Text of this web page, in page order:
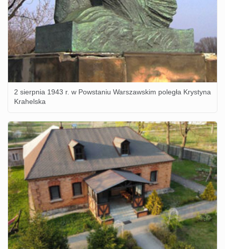
2 sierpnia 1943 r. w Powstaniu Warszawskim poległa Krystyna
Krahelska